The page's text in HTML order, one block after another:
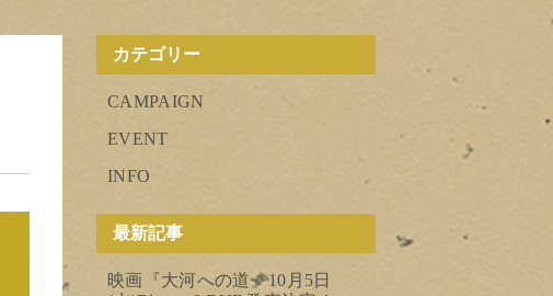
カテゴリー
CAMPAIGN
EVENT
INFO
最新記事
映画『大河への道』10月5日